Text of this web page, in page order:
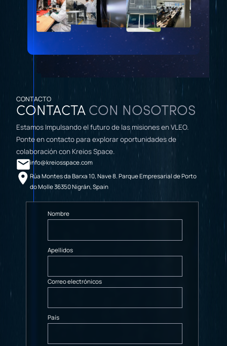
CONTACTO
CONTACTA CON NOSOTROS
Estamos Impulsando el futuro de las misiones en VLEO.
Ponte en contacto para explorar oportunidades de
colaboración con Kreios Space.
info@kreiosspace.com
Rúa Montes da Barxa 10, Nave 8. Parque Empresarial de Porto
do Molle 36350 Nigrán, Spain
Nombre
Apellidos
Correo electrónicos
País